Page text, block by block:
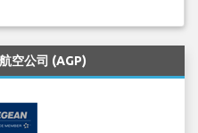
空公司 (AGP)